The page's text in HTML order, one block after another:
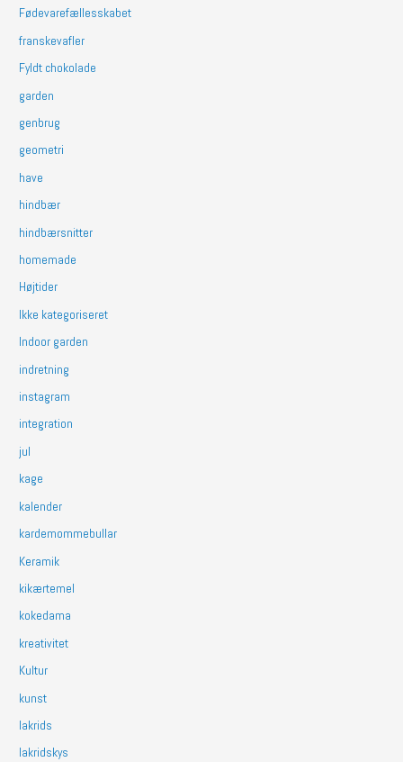
Fødevarefællesskabet
franskevafler
Fyldt chokolade
garden
genbrug
geometri
have
hindbær
hindbærsnitter
homemade
Højtider
Ikke kategoriseret
Indoor garden
indretning
instagram
integration
jul
kage
kalender
kardemommebullar
Keramik
kikærtemel
kokedama
kreativitet
Kultur
kunst
lakrids
lakridskys